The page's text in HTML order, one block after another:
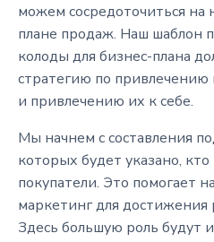
можем сосредоточиться
плане продаж. Наш шаблон
колоды для бизнес-плана
стратегию по
и привлечению их к себе.
Мы начнем с составления
которых будет указано,
покупатели. Это помогает
маркетинг для достижения
Здесь большую роль будут